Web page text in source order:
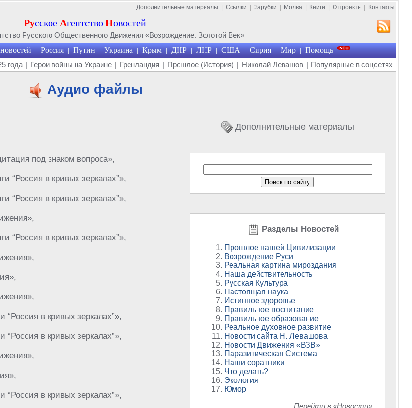
Дополнительные материалы Ссылки Зарубки Молва Книги О проекте Контакты
Русское Агентство Новостей
Русского Общественного Движения «Возрождение. Золотой Век»
| Россия | Путин | Украина | Крым | ДНР | ЛНР | США | Сирия | Мир | Помощь
года | Герои войны на Украине | Гренландия | Прошлое (История) | Николай Левашов | Популярные в соцсетях
Аудио файлы
под знаком вопроса»,
“Россия в кривых зеркалах”»,
“Россия в кривых зеркалах”»,
“Россия в кривых зеркалах”»,
“Россия в кривых зеркалах”»,
“Россия в кривых зеркалах”»,
“Россия в кривых зеркалах”»,
Дополнительные материалы
Разделы Новостей
Прошлое нашей Цивилизации
Возрождение Руси
Реальная картина мироздания
Наша действительность
Русская Культура
Настоящая наука
Истинное здоровье
Правильное воспитание
Правильное образование
Реальное духовное развитие
Новости сайта Н. Левашова
Новости Движения «ВЗВ»
Паразитическая Система
Наши соратники
Что делать?
Экология
Юмор
Перейти в «Новости»